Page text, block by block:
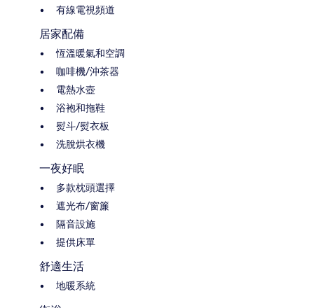
有線電視頻道
居家配備
恆溫暖氣和空調
咖啡機/沖茶器
電熱水壺
浴袍和拖鞋
熨斗/熨衣板
洗脫烘衣機
一夜好眠
多款枕頭選擇
遮光布/窗簾
隔音設施
提供床單
舒適生活
地暖系統